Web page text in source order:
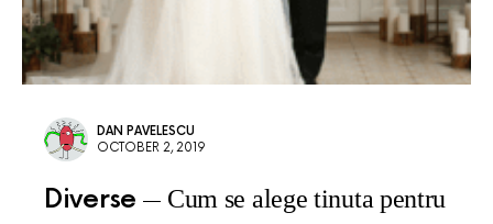
DAN PAVELESCU
OCTOBER 2, 2019
Diverse
Cum se alege tinuta pentru